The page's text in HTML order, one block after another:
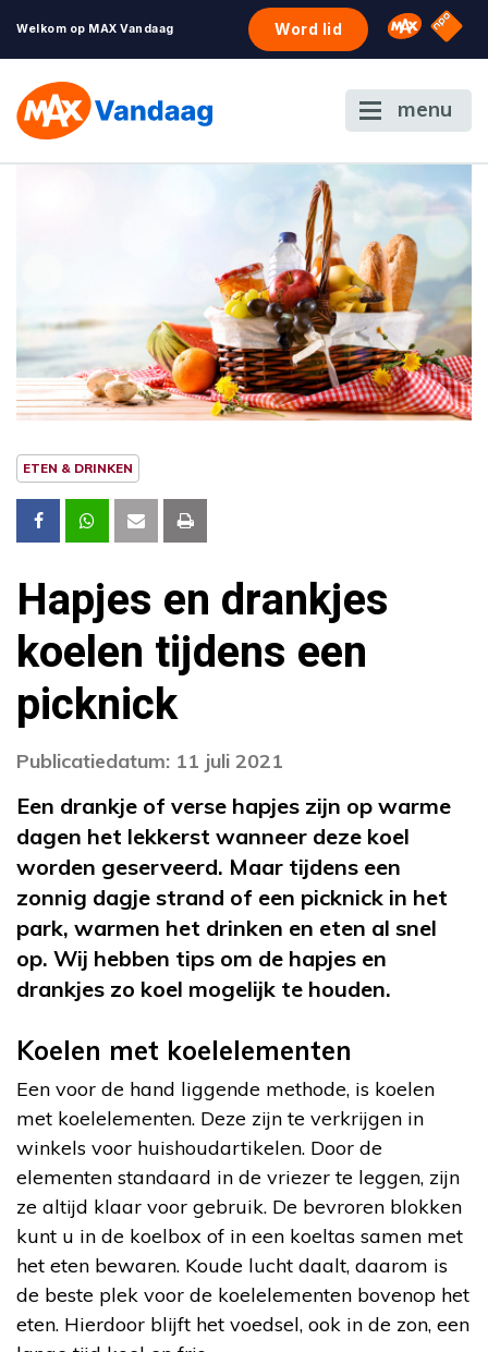
Welkom op MAX Vandaag Word lid Omroep
NPO
menu
ETEN & DRINKEN
Hapjes en drankjes
koelen tijdens een
picknick
Publicatiedatum: 11 juli 2021
Een drankje of verse hapjes zijn op warme
dagen het lekkerst wanneer deze koel
worden geserveerd. Maar tijdens een
zonnig dagje strand of een picknick in het
park, warmen het drinken en eten al snel
op. Wij hebben tips om de hapjes en
drankjes zo koel mogelijk te houden.
Koelen met koelelementen
Een voor de hand liggende methode, is koelen
met koelelementen. Deze zijn te verkrijgen in
winkels voor huishoudartikelen. Door de
elementen standaard in de vriezer te leggen, zijn
ze altijd klaar voor gebruik. De bevroren blokken
kunt u in de koelbox of in een koeltas samen met
het eten bewaren. Koude lucht daalt, daarom is
de beste plek voor de koelelementen bovenop het
eten. Hierdoor blijft het voedsel, ook in de zon, een